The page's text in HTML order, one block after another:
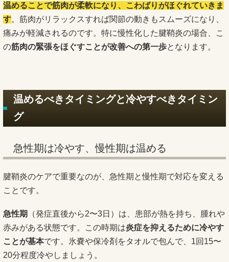
温めることで筋肉が柔軟になり、こわばりがほぐれていきま
す。筋肉がリラックスすれば関節の動きもスムーズになり、
痛みが軽減されるのです。特に慢性化した腱鞘炎の場合、こ
の筋肉の緊張をほぐすことが改善への第一歩となります。
温めるべきタイミングと冷やすべきタイミン
グ
急性期は冷やす、慢性期は温める
腱鞘炎のケアで重要なのが、急性期と慢性期で対応を変える
ことです。
急性期
（発症直後から2〜3日）は、患部が熱を持ち、腫れや
赤みがある状態です。この時期は炎症を抑えるために冷やす
ことが基本です。氷嚢や保冷剤をタオルで包んで、1回15〜
20分程度冷やしましょう。